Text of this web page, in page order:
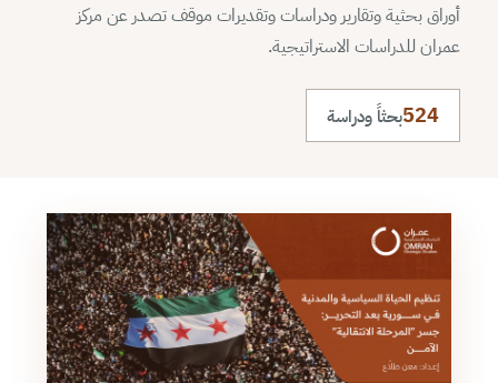
أوراق بحثية وتقارير ودراسات وتقديرات موقف تصدر عن مركز
عمران للدراسات الاستراتيجية.
524بحثاً ودراسة